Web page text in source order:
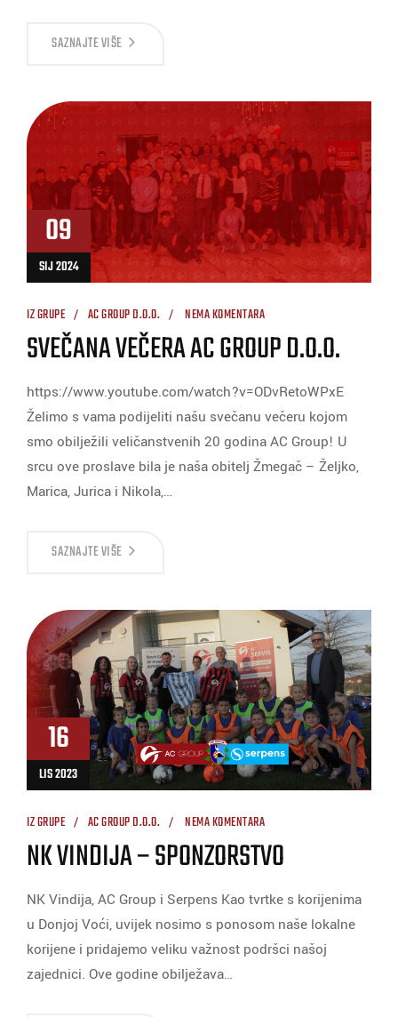
SAZNAJTE VIŠE
09
SIJ 2024
IZ GRUPE AC GROUP D.O.O. NEMA KOMENTARA
SVEČANA VEČERA AC GROUP D.O.O.
https://www.youtube.com/watch?v=ODvRetoWPxE
Želimo s vama podijeliti našu svečanu večeru kojom
smo obilježili veličanstvenih 20 godina AC Group! U
srcu ove proslave bila je naša obitelj Žmegač – Željko,
Marica, Jurica i Nikola,…
SAZNAJTE VIŠE
16
LIS 2023
IZ GRUPE AC GROUP D.O.O. NEMA KOMENTARA
NK VINDIJA – SPONZORSTVO
NK Vindija, AC Group i Serpens Kao tvrtke s korijenima
u Donjoj Voći, uvijek nosimo s ponosom naše lokalne
korijene i pridajemo veliku važnost podršci našoj
zajednici. Ove godine obilježava…